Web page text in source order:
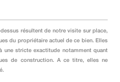
résultent de notre visite sur place,
du propriétaire actuel de ce bien. Elles
une stricte exactitude notamment quant
de construction. A ce titre, elles ne